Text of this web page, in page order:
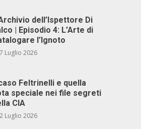
dell’Ispettore Di
| Episodio 4: L’Arte di
l’Ignoto
7 Luglio 2026
Feltrinelli e quella
speciale nei file segreti
CIA
2 Luglio 2026